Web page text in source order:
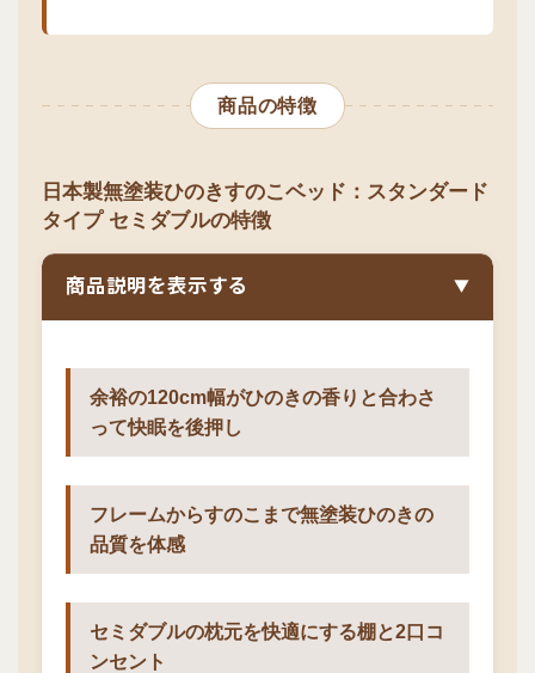
商品の特徴
日本製無塗装ひのきすのこベッド：スタンダード
タイプ セミダブルの特徴
商品説明を表示する ▼
余裕の120cm幅がひのきの香りと合わさ
って快眠を後押し
フレームからすのこまで無塗装ひのきの
品質を体感
セミダブルの枕元を快適にする棚と2口コ
ンセント